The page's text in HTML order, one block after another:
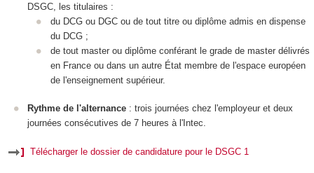
DSGC, les titulaires :
du DCG ou DGC ou de tout titre ou diplôme admis en dispense
du DCG ;
de tout master ou diplôme conférant le grade de master délivrés
en France ou dans un autre État membre de l'espace européen
de l'enseignement supérieur.
Rythme de l'alternance : trois journées chez l'employeur et deux
journées consécutives de 7 heures à l'Intec.
Télécharger le dossier de candidature pour le DSGC 1